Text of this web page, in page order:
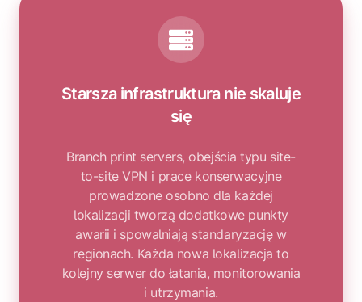
Starsza infrastruktura nie skaluje
się
Branch print servers, obejścia typu site-
to-site VPN i prace konserwacyjne
prowadzone osobno dla każdej
lokalizacji tworzą dodatkowe punkty
awarii i spowalniają standaryzację w
regionach. Każda nowa lokalizacja to
kolejny serwer do łatania, monitorowania
i utrzymania.